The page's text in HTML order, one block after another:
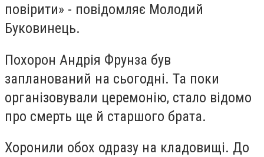
повірити» - повідомляє Молодий
Буковинець.
Похорон Андрія Фрунза був
запланований на сьогодні. Та поки
організовували церемонію, стало відомо
про смерть ще й старшого брата.
Хоронили обох одразу на кладовищі. До